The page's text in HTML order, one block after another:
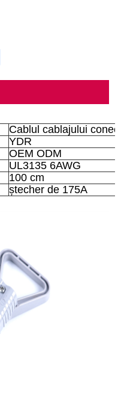
Cablul cablajului
YDR
OEM ODM
UL3135 6AWG
100 cm
ștecher de 175A